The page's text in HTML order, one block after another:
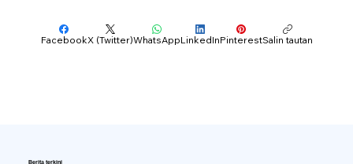
FacebookX (Twitter)WhatsAppLinkedInPinterestSalin tautan
Berita terkini